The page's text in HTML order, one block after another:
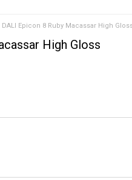
DALI Epicon 8 Ruby Macassar High
High Gloss